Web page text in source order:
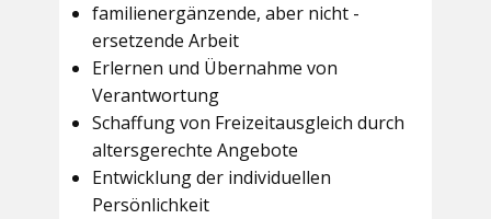
familienergänzende, aber nicht -
ersetzende Arbeit
Erlernen und Übernahme von
Verantwortung
Schaffung von Freizeitausgleich durch
altersgerechte Angebote
Entwicklung der individuellen
Persönlichkeit